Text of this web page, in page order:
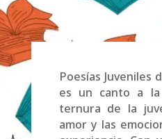
Poesías Juveniles
es un canto a
ternura de la
amor y las